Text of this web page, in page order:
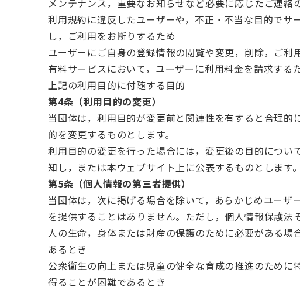
メンテナンス，重要なお知らせなど必要に応じたご連絡
利用規約に違反したユーザーや，不正・不当な目的でサ
し，ご利用をお断りするため
ユーザーにご自身の登録情報の閲覧や変更，削除，ご利
有料サービスにおいて，ユーザーに利用料金を請求する
上記の利用目的に付随する目的
第4条（利用目的の変更）
当団体は，利用目的が変更前と関連性を有すると合理的
的を変更するものとします。
利用目的の変更を行った場合には，変更後の目的につい
知し，または本ウェブサイト上に公表するものとします。
第5条（個人情報の第三者提供）
当団体は，次に掲げる場合を除いて，あらかじめユーザ
を提供することはありません。ただし，個人情報保護法
人の生命，身体または財産の保護のために必要がある場
あるとき
公衆衛生の向上または児童の健全な育成の推進のために
得ることが困難であるとき